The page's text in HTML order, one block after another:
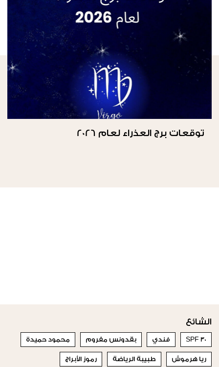
توقعات برج العذراء لعام 2026
الشائع
SPF 30 فندي بقدونس مفروم محمود حميدة
ريا هرموش طبيبة الرياضة رموز الأبراج